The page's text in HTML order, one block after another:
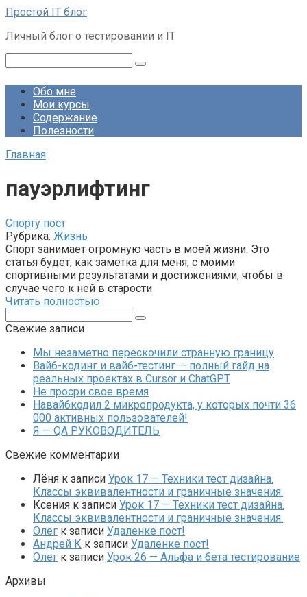
Перейти
контенту
Простой IT блог
Личный блог о тестировании и IT
Обо мне
Мои курсы
Содержание
Полезности
Главная
пауэрлифтинг
Спорту пост
Рубрика: Жизнь
Спорт занимает огромную часть в моей жизни. Это
статья будет, как заметка для меня, с моими
спортивными результатами и достижениями, чтобы в
случае чего к ней в старости
Читать полностью
Свежие записи
Мы незаметно перескочили странную границу
Вайб-кодинг и вайб-тестинг — полный гайд на
реальных проектах в Cursor и ChatGPT
Не просри свое время
Навайбкодил 2 микропродукта, у которых почти 36
000 активных пользователей!
Я — QA РУКОВОДИТЕЛЬ
Свежие комментарии
Лёня к записи Урок 17 — Техники тест дизайна.
Классы эквивалентности и граничные значения.
Ксения к записи Урок 17 — Техники тест дизайна.
Классы эквивалентности и граничные значения.
Олег к записи Удаленке пост!
Андрей К к записи Удаленке пост!
Олег к записи Урок 26 — Альфа и бета тестирование
Архивы